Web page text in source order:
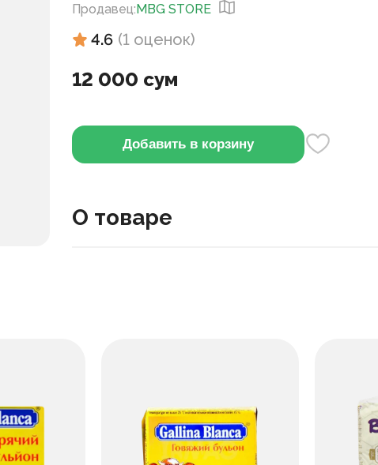
Продавец:MBG STORE
4.6 (1 оценок)
12 000 сум
Добавить в корзину
О товаре